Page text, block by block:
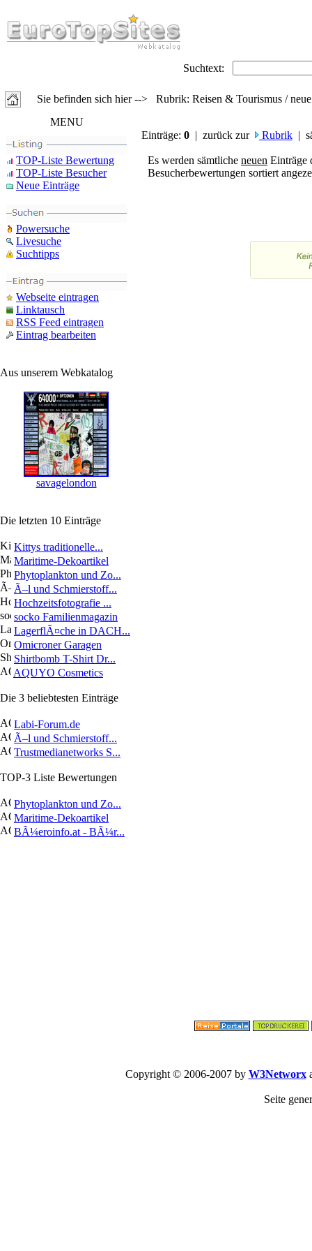
Suchtext:
Sie befinden sich hier --> Rubrik: Reisen & Tourismus /
MENU
TOP-Liste Bewertung
TOP-Liste Besucher
Neue Einträge
Powersuche
Livesuche
Suchtipps
Webseite eintragen
Linktausch
RSS Feed eintragen
Eintrag bearbeiten
Aus unserem Webkatalog
savagelondon
Die letzten 10 Einträge
Kittys traditionelle...
Maritime-Dekoartikel
Phytoplankton und Zo...
Ã–l und Schmierstoff...
Hochzeitsfotografie ...
socko Familienmagazin
LagerflÃ¤che in DACH...
Omicroner Garagen
Shirtbomb T-Shirt Dr...
AQUYO Cosmetics
Die 3 beliebtesten Einträge
Labi-Forum.de
Ã–l und Schmierstoff...
Trustmedianetworks S...
TOP-3 Liste Bewertungen
Phytoplankton und Zo...
Maritime-Dekoartikel
BÃ¼eroinfo.at - BÃ¼r...
Einträge: 0 | zurück zur Rubrik |
Es werden sämtliche neuen Einträge
Besucherbewertungen sortiert
Copyright © 2006-2007 by W3Networx
Seite